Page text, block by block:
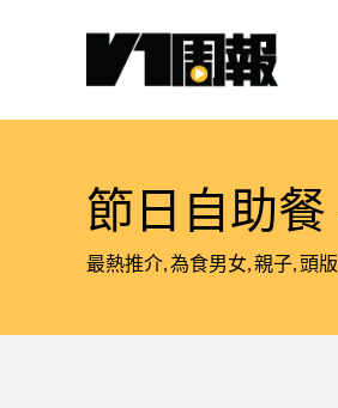
節日自助
最熱推介 為食男女 親子 頭版